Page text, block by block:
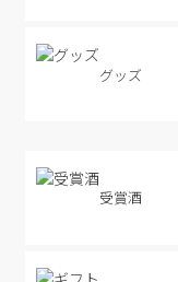
グッズ
受賞酒